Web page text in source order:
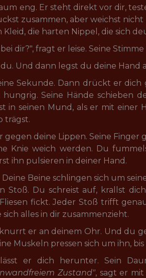
eng. Er steht direkt vor dir,
zusammen, aber weichst
Kleid, die harten Nippel, die sich
dir?", fragt er leise. Seine
du. Und dann legst du deine Hand
Sekunde. Dann drückt er
Seine Hände schieben
in seinen Mund, als er mit einer
trägst.
gegen deine Lippen. Seine
Knie weich werden. Du
ihn pulsieren in deiner Hand.
Beine schlingen sich um
Stoß. Du schreist auf, krallst
fickt. Jeder Stoß trifft
alles in dir zusammenzieht.
er an deinem Ohr. Und du
Muskeln pressen sich um ihn,
er dich herunter. Sein
Zustand", sagt er mit